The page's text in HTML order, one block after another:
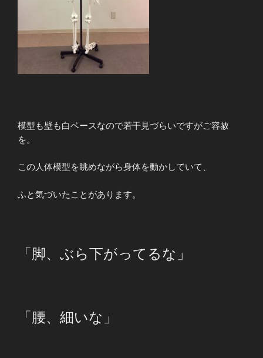
模型も壁も白ベースなので若干見づらいですがご容赦
を。
この人体模型を眺めながら身体を動かしていて、
ふと気づいたことがあります。
「脚、ぶら下がってるな」
「腰、細いな」